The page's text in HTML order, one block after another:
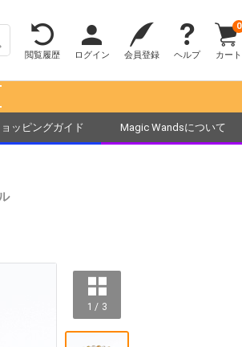
閲覧履歴 ログイン 会員登録 ヘルプ カート
0
ッピングガイド Magic Wandsについて
1 / 3